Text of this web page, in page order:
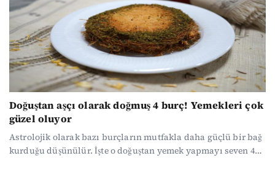
Doğuştan aşçı olarak doğmuş 4 burç! Yemekleri çok
güzel oluyor
Astrolojik olarak bazı burçların mutfakla daha güçlü bir bağ
kurduğu düşünülür. İşte o doğuştan yemek yapmayı seven 4